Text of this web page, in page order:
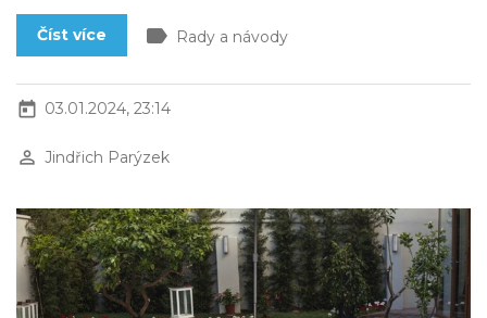
Číst více label Rady a návody
today 03.01.2024, 23:14
perm_identity Jindřich Parýzek